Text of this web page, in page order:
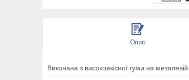
Опис
Виконана з високоякісної гуми на металевій